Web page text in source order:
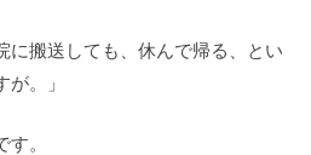
に搬送しても、休んで帰る、とい
。」
。